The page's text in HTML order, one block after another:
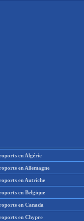
en Algérie
en Allemagne
en Autriche
en Belgique
en Canada
en Chypre